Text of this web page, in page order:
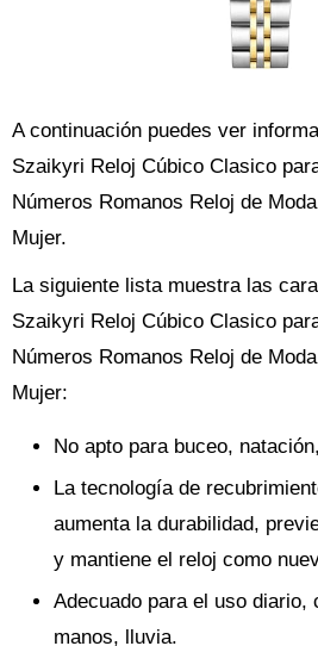
A continuación puedes ver
Szaikyri Reloj Cúbico Clasico
Números Romanos Reloj de
Mujer.
La siguiente lista muestra las
Szaikyri Reloj Cúbico Clasico
Números Romanos Reloj de
Mujer:
No apto para buceo,
La tecnología de
aumenta la durabilidad,
y mantiene el reloj como
Adecuado para el uso diario,
manos, lluvia.